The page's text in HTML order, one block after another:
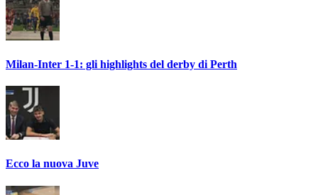
Milan-Inter 1-1: gli highlights del derby di Perth
Ecco la nuova Juve